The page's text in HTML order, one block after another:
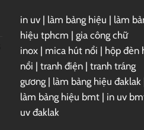
in uv | làm bảng hiệu | làm
hiệu tphcm | gia công chữ
inox | mica hút nổi | hộp đèn
nổi | tranh điện | tranh tráng
gương | làm bảng hiệu đaklak
làm bảng hiệu bmt | in uv
uv đaklak